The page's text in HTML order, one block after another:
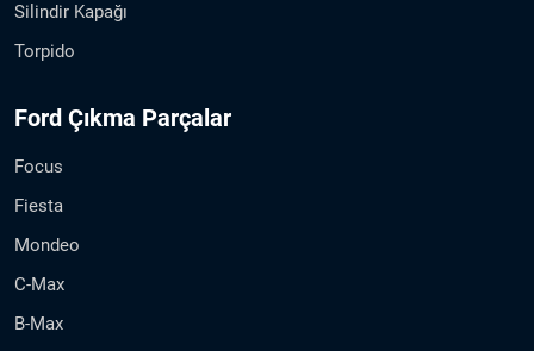
Silindir Kapağı
Torpido
Ford Çıkma Parçalar
Focus
Fiesta
Mondeo
C-Max
B-Max